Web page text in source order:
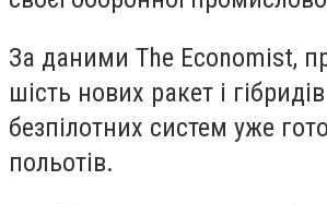
За даними The Economist,
шість нових ракет і
безпілотних систем уже
польотів.